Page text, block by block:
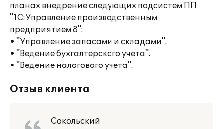
планах внедрение следующих подсистем ПП
"1С:Управление производственным
предприятием 8":
• "Управление запасами и складами".
• "Ведение бухгалтерского учета".
• "Ведение налогового учета".
Отзыв клиента
Сокольский